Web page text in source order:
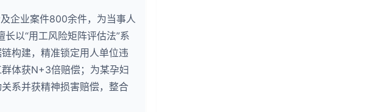
企业案件800余件，为当事人
以“用工风险矩阵评估法”系
构建，精准锁定用人单位违
体获N+3倍赔偿；为某孕妇
系并获精神损害赔偿，整合